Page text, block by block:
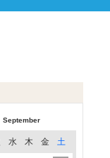
September
水 木 金 土